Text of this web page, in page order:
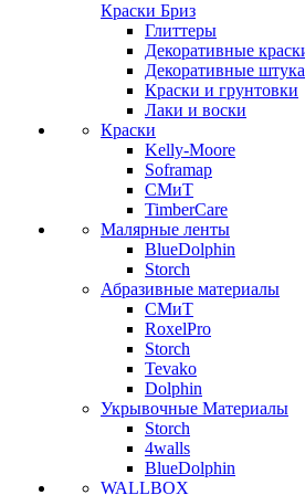
Краски Бриз
Глиттеры
Декоративные
Декоративные
Краски и грунтовки
Лаки и воски
Краски
Kelly-Moore
Soframap
СМиТ
TimberCare
Малярные ленты
BlueDolphin
Storch
Абразивные материалы
СМиТ
RoxelPro
Storch
Tevako
Dolphin
Укрывочные Материалы
Storch
4walls
BlueDolphin
WALLBOX